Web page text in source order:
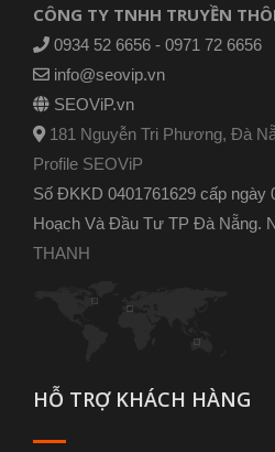
CÔNG TY TNHH TRUYỀN
0934 52 6656 - 0971 72 6656
info@seovip.vn
SEOViP.vn
181 Nguyễn Tri Phương, Đà
Profile SEOViP
Số ĐKKD 0401761629 cấp ngày
Hoạch Và Đầu Tư TP Đà Nẵng.
THANH
HỖ TRỢ KHÁCH HÀNG